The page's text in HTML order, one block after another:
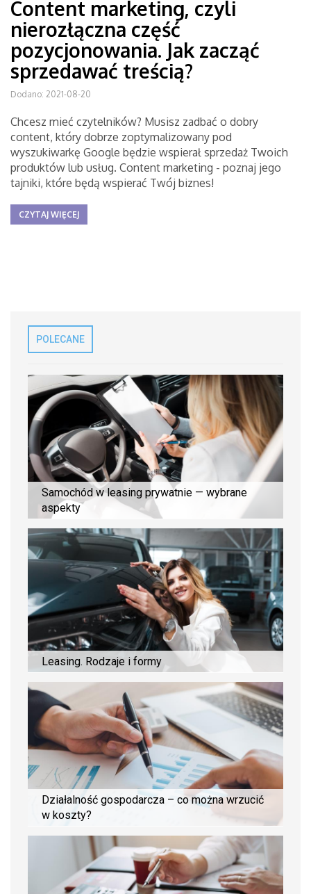
Content marketing, czyli
nierozłączna część
pozycjonowania. Jak zacząć
sprzedawać treścią?
Dodano: 2021-08-20
Chcesz mieć czytelników? Musisz zadbać o dobry
content, który dobrze zoptymalizowany pod
wyszukiwarkę Google będzie wspierał sprzedaż Twoich
produktów lub usług. Content marketing - poznaj jego
tajniki, które będą wspierać Twój biznes!
CZYTAJ WIĘCEJ
POLECANE
Samochód w leasing prywatnie — wybrane
aspekty
Leasing. Rodzaje i formy
Działalność gospodarcza – co można wrzucić
w koszty?